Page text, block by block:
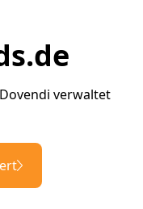
verwaltet